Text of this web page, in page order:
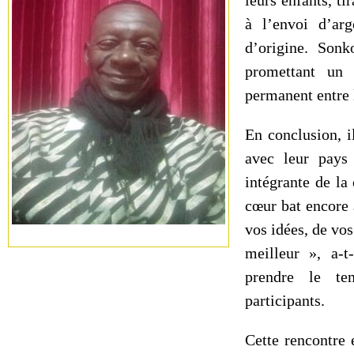
à l’envoi
d’origine.
promettant
permanent
En conclusion,
avec leur
intégrante de
cœur bat encore
vos idées, de
meilleur », a-
prendre le
participants.
Cette rencontre